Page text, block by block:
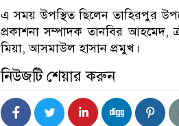
এ সময় উপস্থিত ছিলেন তাহিরপুর
প্রকাশনা সম্পাদক তানবির
মিয়া, আসমাউল হাসান প্রমুখ।
নিউজটি শেয়ার করুন